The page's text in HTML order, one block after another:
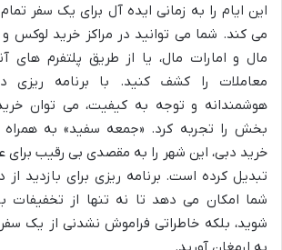
این ایام را به زمانی ایده آل برای یک سفر
می کند. شما می توانید در مراکز خرید لوکس
مال و امارات مال، یا از طریق پلتفرم های
معاملات را کشف کنید. با برنامه ریزی
هوشمندانه و توجه به کیفیت، می توان
بخش را تجربه کرد. «جمعه سفید» به همراه
خرید دبی، این شهر را به مقصدی بی رقیب برای
تبدیل کرده است. برنامه ریزی برای بازدید از
شما امکان می دهد تا نه تنها از تخفیفات
شوید، بلکه خاطراتی فراموش نشدنی از یک